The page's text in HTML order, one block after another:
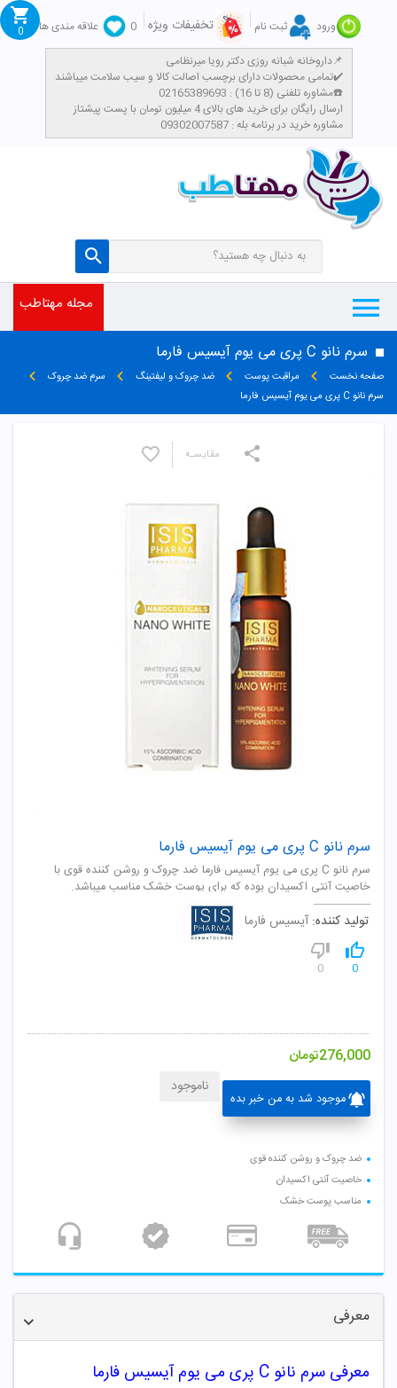
ورود ثبت نام تخفیفات ویژه 0
علاقه مندی ها
داروخانه شبانه روزی دکتر رویا میرنظامی📌
تمامی محصولات دارای برچسب اصالت کالا و سیب سلامت میباشند✔️
مشاوره تلفنی (8 تا 16) : 02165389693☎️
​ارسال رایگان برای خرید های بالای 4 میلیون تومان با پست پیشتاز
مشاوره خرید در برنامه بله : 09302007587
0
مجله مهتاطب
سرم نانو C پری می یوم آیسیس فارما
صفحه نخست مراقبت پوست ضد چروک و لیفتینگ
سرم ضد چروک
سرم نانو C پری می یوم آیسیس فارما
سرم نانو C پری می یوم آیسیس فارما
سرم نانو C پری می يوم آيسيس فارما ضد چروک و روشن کننده قوی با
خاصيت آنتی اکسيدان بوده که برای پوست خشک مناسب ميباشد.
تولید کننده: آیسیس فارما
0
0
276,000تومان
موجود شد به من خبر بده
ناموجود
مقایسـه
ضد چروک و روشن کننده قوی
خاصیت آنتی اکسیدان
مناسب پوست خشک
معرفی
معرفی سرم نانو C پری می یوم آیسیس فارما